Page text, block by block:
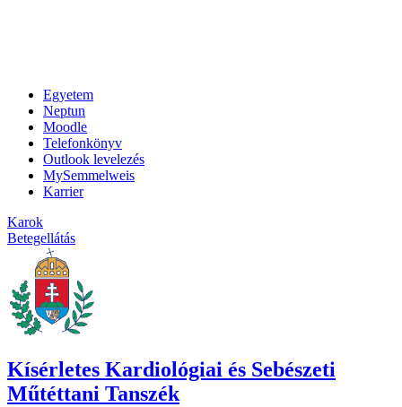
Egyetem
Neptun
Moodle
Telefonkönyv
Outlook levelezés
MySemmelweis
Karrier
Karok
Betegellátás
Kísérletes Kardiológiai és Sebészeti
Műtéttani Tanszék